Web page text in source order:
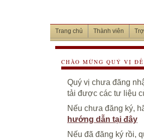
Trang chủ Thành viên
CHÀO MỪNG QUÝ VỊ
Quý vị chưa đăng
tải được các tư liệu
Nếu chưa đăng ký,
hướng dẫn tại đây
Nếu đã đăng ký rồi,